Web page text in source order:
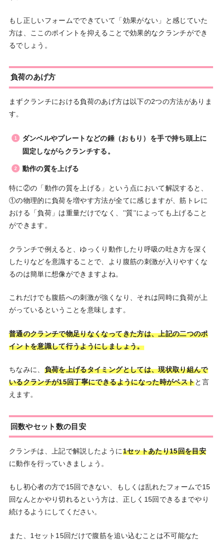
もし正しいフォームでできていて「効果がない」と感じていた
方は、ここのポイントを抑えることで効果的なクランチができ
るでしょう。
負荷のあげ方
まずクランチにおける負荷のあげ方は以下の2つの方法がありま
す。
ダンベルやプレートなどの錘（おもり）を手で持ち頭上に
固定しながらクランチする。
動作の質を上げる
特に②の「動作の質を上げる」という点において解説すると、
①の物理的に負荷を増やす方法が全てに感じますが、筋トレに
おける「負荷」は重量だけでなく、’’質’’によっても上げること
ができます。
クランチで例えると、ゆっくり動作したり呼吸の吐き方を深く
したりなどを意識することで、より腹筋の刺激が入りやすくな
るのは簡単に想像ができますよね。
これだけでも腹筋への刺激が強くなり、それは同時に負荷が上
がっているということを意味します。
普通のクランチで物足りなくなってきた方は、上記の二つのポ
イントを意識して行うようにしましょう。
ちなみに、 負荷を上げるタイミングとしては、現状取り組んで
いるクランチが15回丁寧にできるようになった時がベストと言
えます。
回数やセット数の目安
クランチは、上記で解説したように1セットあたり15回を目安
に動作を行っていきましょう。
もし初心者の方で15回できない、もしくは乱れたフォームで15
回なんとかやり切れるという方は、正しく15回できるまでやり
続けるようにしてください。
また、1セット15回だけで腹筋を追い込むことは不可能なた